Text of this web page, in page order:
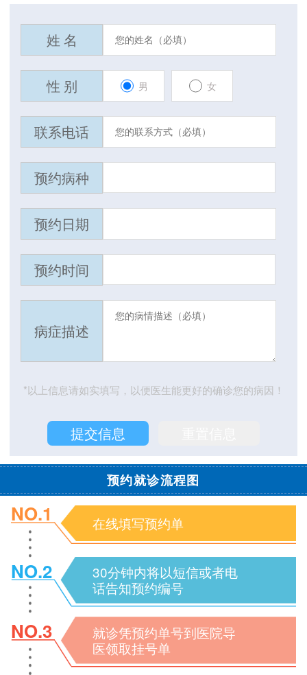
姓 名
性 别 男 女
联系电话
预约病种
预约日期
预约时间
病症描述
*以上信息请如实填写，以便医生能更好的确诊您的病因！
预约就诊流程图
NO.1 在线填写预约单
NO.2
30分钟内将以短信或者电
话告知预约编号
NO.3
就诊凭预约单号到医院导
医领取挂号单